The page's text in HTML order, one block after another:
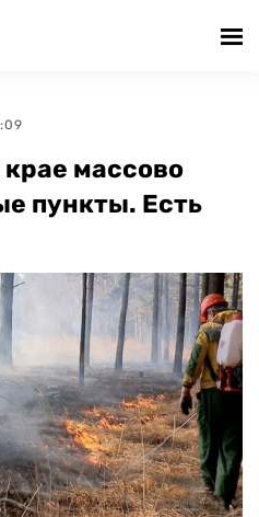
массово
пункты. Есть